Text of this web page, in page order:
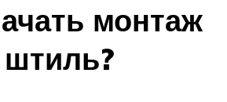
монтаж
штиль?